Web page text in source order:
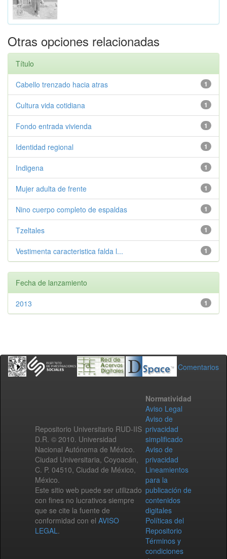
Otras opciones relacionadas
Título
1
Cabello trenzado hacia atras
1
Cultura vida cotidiana
1
Fondo entrada vivienda
1
Identidad regional
1
Indigena
1
Mujer adulta de frente
1
Nino cuerpo completo de espaldas
1
Tzeltales
1
Vestimenta caracteristica falda l...
Fecha de lanzamiento
1
2013
Comentarios
Repositorio Universitario RUD-IIS
D.R. © 2010. Universidad
Nacional Autónoma de México.
Ciudad Universitaria, Coyoacán,
C. P. 04510, Ciudad de México,
México.
Este sitio web puede ser utilizado
con fines no lucrativos siempre
que se cite la fuente de
conformidad con el AVISO
LEGAL.
Normatividad
Aviso Legal
Aviso de
privacidad
simplificado
Aviso de
privacidad
Lineamientos
para la
publicación de
contenidos
digitales
Políticas del
Repositorio
Términos y
condiciones